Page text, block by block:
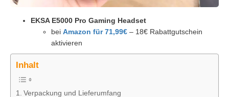
EKSA E5000 Pro Gaming Headset
bei Amazon für 71,99€ – 18€ Rabattgutschein
aktivieren
Inhalt
Verpackung und Lieferumfang